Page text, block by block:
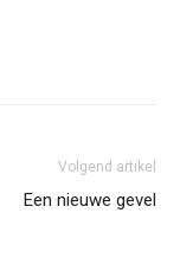
Volgend artikel
Een nieuwe gevel